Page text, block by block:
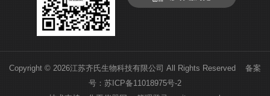
Copyright © 2026江苏齐氏生物科技有限公司 All Rights Reserved 备案
号： 苏ICP备11018975号-2